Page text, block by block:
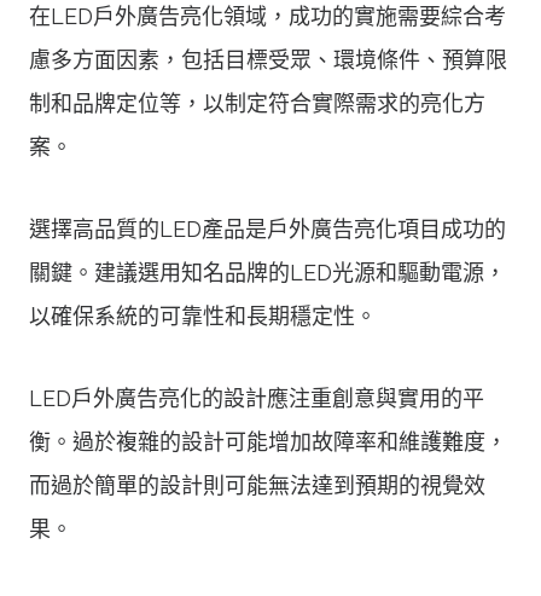
在LED戶外廣告亮化領域，成功的實施需要綜合考
慮多方面因素，包括目標受眾、環境條件、預算限
制和品牌定位等，以制定符合實際需求的亮化方
案。
選擇高品質的LED產品是戶外廣告亮化項目成功的
關鍵。建議選用知名品牌的LED光源和驅動電源，
以確保系統的可靠性和長期穩定性。
LED戶外廣告亮化的設計應注重創意與實用的平
衡。過於複雜的設計可能增加故障率和維護難度，
而過於簡單的設計則可能無法達到預期的視覺效
果。